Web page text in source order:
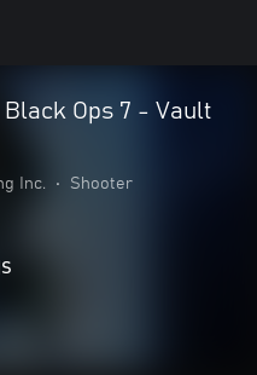
Ops 7 - Vault
Inc. • Shooter